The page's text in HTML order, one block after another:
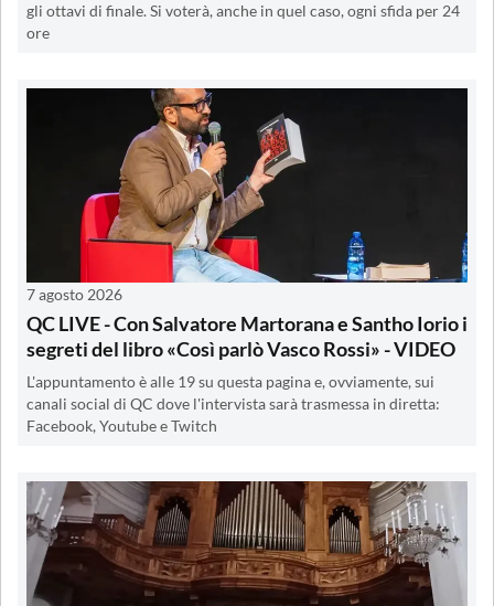
gli ottavi di finale. Si voterà, anche in quel caso, ogni sfida per 24
ore
7 agosto 2026
QC LIVE - Con Salvatore Martorana e Santho Iorio i
segreti del libro «Così parlò Vasco Rossi» - VIDEO
L'appuntamento è alle 19 su questa pagina e, ovviamente, sui
canali social di QC dove l'intervista sarà trasmessa in diretta:
Facebook, Youtube e Twitch